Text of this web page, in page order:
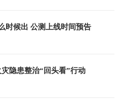
时候出 公测上线时间预告
隐患整治“回头看”行动